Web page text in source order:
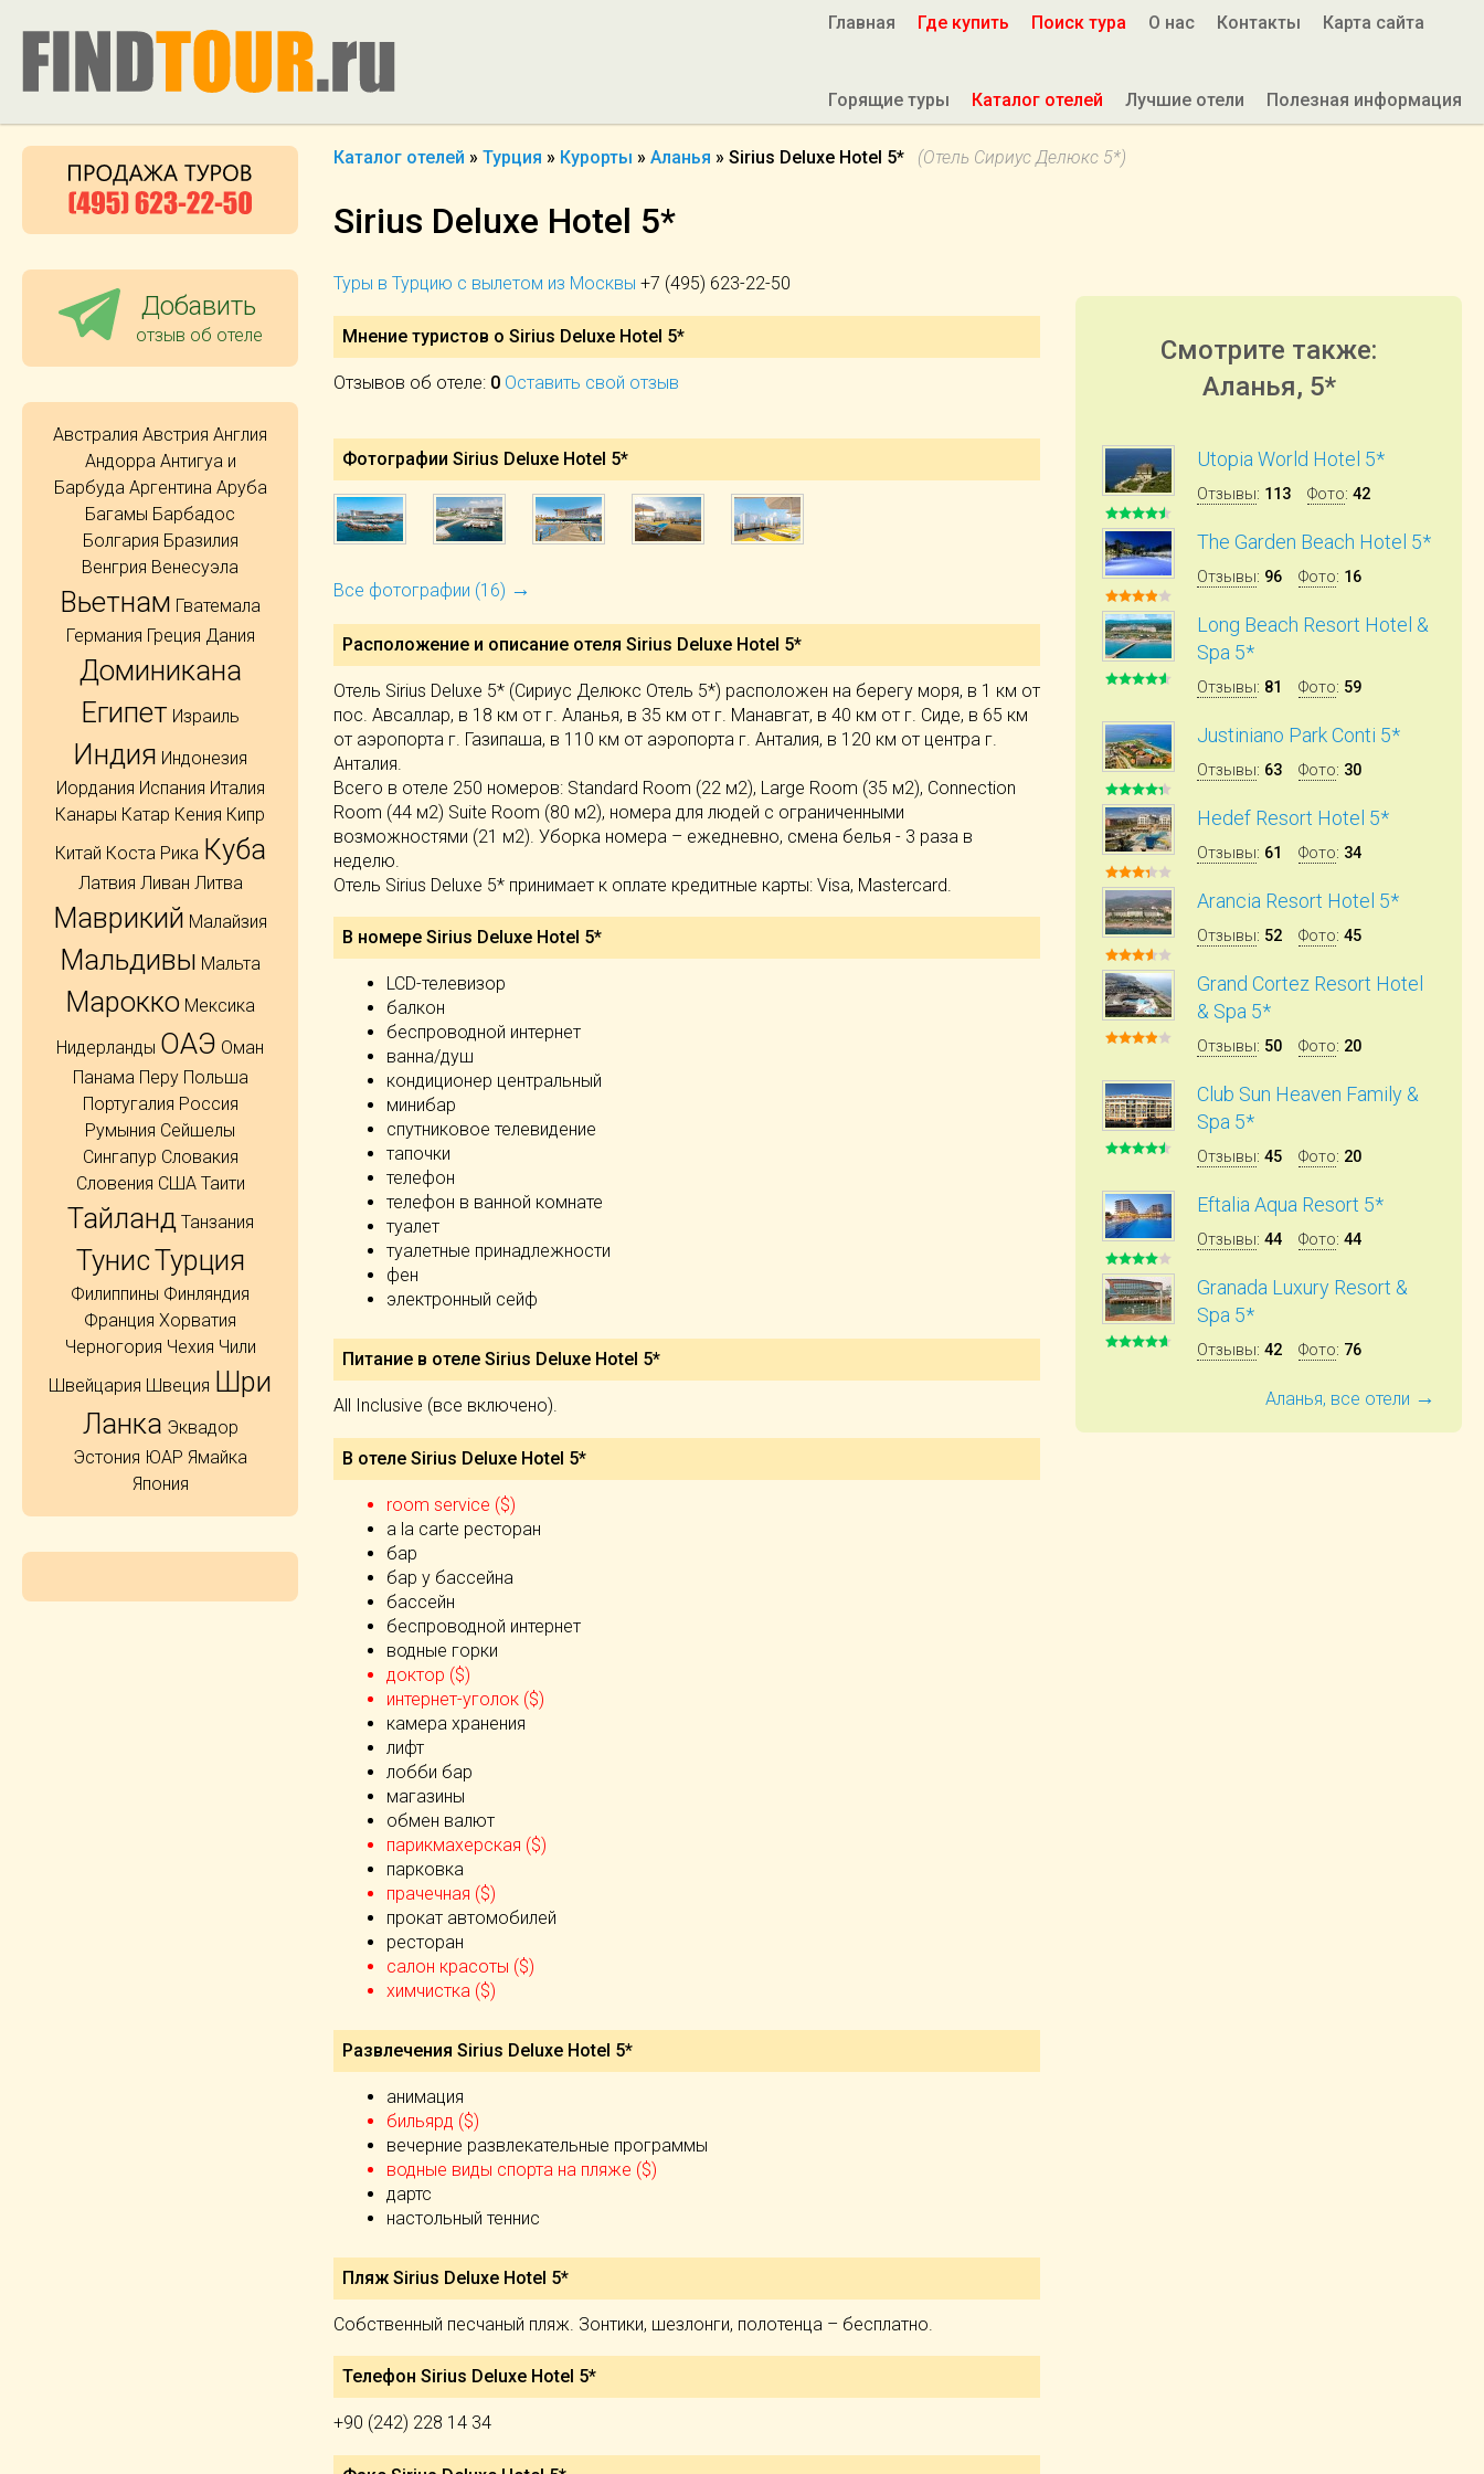
Главная Где купить Поиск тура О нас Контакты Карта сайта
Горящие туры Каталог отелей Лучшие отели Полезная информация
Каталог отелей » Турция » Курорты » Аланья » Sirius Deluxe Hotel 5* (Отель Сириус Делюкс 5*)
Sirius Deluxe Hotel 5*
Туры в Турцию с вылетом из Москвы +7 (495) 623-22-50
Мнение туристов о Sirius Deluxe Hotel 5*
Отзывов об отеле: 0 Оставить свой отзыв
Фотографии Sirius Deluxe Hotel 5*
Все фотографии (16) →
Расположение и описание отеля Sirius Deluxe Hotel 5*
Отель Sirius Deluxe 5* (Сириус Делюкс Отель 5*) расположен на берегу моря, в 1 км от
пос. Авсаллар, в 18 км от г. Аланья, в 35 км от г. Манавгат, в 40 км от г. Сиде, в 65 км
от аэропорта г. Газипаша, в 110 км от аэропорта г. Анталия, в 120 км от центра г.
Анталия.
Всего в отеле 250 номеров: Standard Room (22 м2), Large Room (35 м2), Connection
Room (44 м2) Suite Room (80 м2), номера для людей с ограниченными
возможностями (21 м2). Уборка номера – ежедневно, смена белья - 3 раза в
неделю.
Отель Sirius Deluxe 5* принимает к оплате кредитные карты: Visa, Mastercard.
В номере Sirius Deluxe Hotel 5*
LCD-телевизор
балкон
беспроводной интернет
ванна/душ
кондиционер центральный
минибар
спутниковое телевидение
тапочки
телефон
телефон в ванной комнате
туалет
туалетные принадлежности
фен
электронный сейф
Питание в отеле Sirius Deluxe Hotel 5*
All Inclusive (все включено).
В отеле Sirius Deluxe Hotel 5*
room service ($)
а la carte ресторан
бар
бар у бассейна
бассейн
беспроводной интернет
водные горки
доктор ($)
интернет-уголок ($)
камера хранения
лифт
лобби бар
магазины
обмен валют
парикмахерская ($)
парковка
прачечная ($)
прокат автомобилей
ресторан
салон красоты ($)
химчистка ($)
Развлечения Sirius Deluxe Hotel 5*
анимация
бильярд ($)
вечерние развлекательные программы
водные виды спорта на пляже ($)
дартс
настольный теннис
Пляж Sirius Deluxe Hotel 5*
Собственный песчаный пляж. Зонтики, шезлонги, полотенца – бесплатно.
Телефон Sirius Deluxe Hotel 5*
+90 (242) 228 14 34
Смотрите также:
Аланья, 5*
Utopia World Hotel 5*
Отзывы: 113 Фото: 42
The Garden Beach Hotel 5*
Отзывы: 96 Фото: 16
Long Beach Resort Hotel &
Spa 5*
Отзывы: 81 Фото: 59
Justiniano Park Conti 5*
Отзывы: 63 Фото: 30
Hedef Resort Hotel 5*
Отзывы: 61 Фото: 34
Arancia Resort Hotel 5*
Отзывы: 52 Фото: 45
Grand Cortez Resort Hotel
& Spa 5*
Отзывы: 50 Фото: 20
Club Sun Heaven Family &
Spa 5*
Отзывы: 45 Фото: 20
Eftalia Aqua Resort 5*
Отзывы: 44 Фото: 44
Granada Luxury Resort &
Spa 5*
Отзывы: 42 Фото: 76
Аланья, все отели →
Добавить
отзыв об отеле
Австралия Австрия Англия
Андорра Антигуа и
Барбуда Аргентина Аруба
Багамы Барбадос
Болгария Бразилия
Венгрия Венесуэла
Вьетнам Гватемала
Германия Греция Дания
Доминикана
Египет Израиль
Индия Индонезия
Иордания Испания Италия
Канары Катар Кения Кипр
Китай Коста Рика Куба
Латвия Ливан Литва
Маврикий Малайзия
Мальдивы Мальта
Марокко Мексика
Нидерланды ОАЭ Оман
Панама Перу Польша
Португалия Россия
Румыния Сейшелы
Сингапур Словакия
Словения США Таити
Тайланд Танзания
ТунисТурция
Филиппины Финляндия
Франция Хорватия
Черногория Чехия Чили
Швейцария Швеция Шри
Ланка Эквадор
Эстония ЮАР Ямайка
Япония